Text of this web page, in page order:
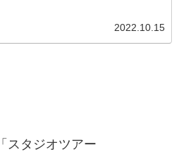
2022.10.15
スタジオツアー